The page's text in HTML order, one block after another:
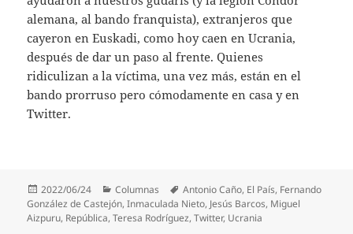
alemana, al bando franquista), extranjeros que
cayeron en Euskadi, como hoy caen en Ucrania,
después de dar un paso al frente. Quienes
ridiculizan a la víctima, una vez más, están en el
bando prorruso pero cómodamente en casa y en
Twitter.
Publicado
el
2022/06/24 Categorías
Columnas Etiquetas
Antonio Caño, El País, Fernando
González de Castejón,Inmaculada Nieto, Jesús Barcos, Miguel
Aizpuru, República,Teresa Rodríguez,Twitter, Ucrania